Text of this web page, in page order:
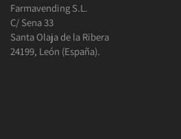
Farmavending S.L.
C/ Sena 33
Santa Olaja de la Ribera
24199, León (España).